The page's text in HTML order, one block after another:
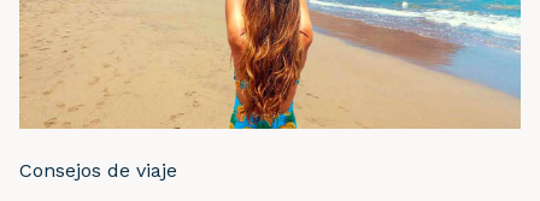
Consejos de viaje